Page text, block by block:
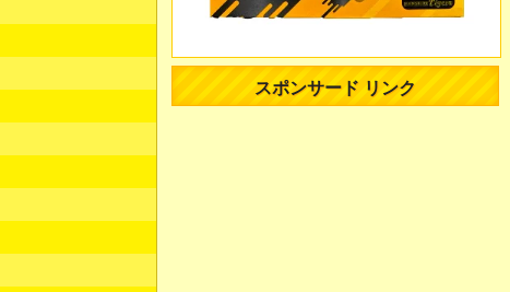
スポンサード リンク